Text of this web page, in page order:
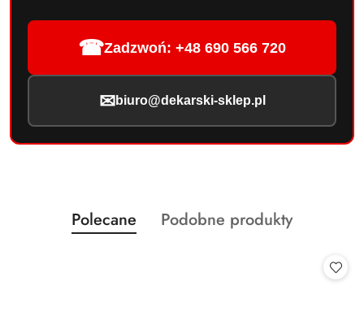
☎Zadzwoń: +48 690 566 720
✉ biuro@dekarski-sklep.pl
Pomiń karuzelę produktów
Produkty
o
Polecane
Produkty
Podobne produkty